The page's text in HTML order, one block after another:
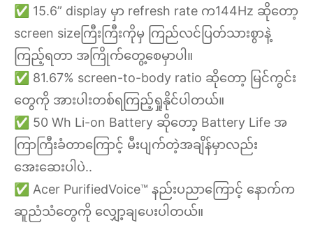
✅ 15.6” display မှာ refresh rate က144Hz ဆိုတော့
screen sizeကြီးကြီးကိုမှ ကြည်လင်ပြတ်သားစွာနဲ့
ကြည့်ရတာ အကြိုက်တွေ့စေမှာပါ။
✅ 81.67% screen-to-body ratio ဆိုတော့ မြင်ကွင်း
တွေကို အားပါးတစ်ရကြည့်ရှုနိုင်ပါတယ်။
✅ 50 Wh Li-on Battery ဆိုတော့ Battery Life အ
ကြာကြီးခံတာကြောင့် မီးပျက်တဲ့အချိန်မှာလည်း
အေးဆေးပါပဲ..
✅ Acer PurifiedVoice™ နည်းပညာကြောင့် နောက်က
ဆူညံသံတွေကို လျှော့ချပေးပါတယ်။